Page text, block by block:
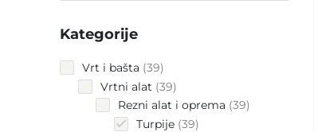
Kategorije
Vrt i bašta 3939
products
Vrtni alat 3939
products
Rezni alat i oprema 3939
Turpije 3939